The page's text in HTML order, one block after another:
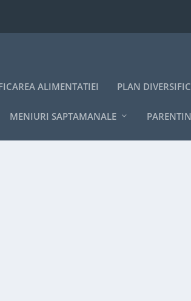
ALIMENTATIEI PLAN
MENIURI SAPTAMANALE